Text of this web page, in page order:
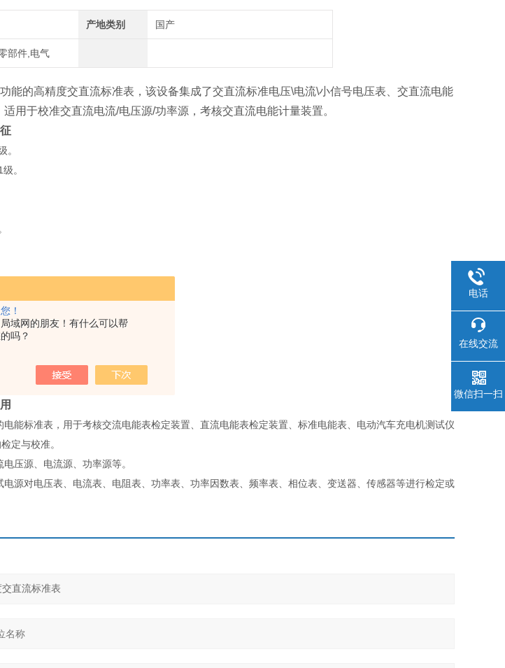
！
域网的朋友！有什么可以帮
吗？
产地类别 国产
部件,电气
能的高精度交直流标准表，该设备集成了交直流标准电压\电流\小信号电压表、交直流电能
用于校准交直流电流/电压源/功率源，考核交直流电能计量装置。
。
。
能标准表，用于考核交流电能表检定装置、直流电能表检定装置、标准电能表、电动汽车充电机测试仪等设备，
定与校准。
压源、电流源、功率源等。
源对电压表、电流表、电阻表、功率表、功率因数表、频率表、相位表、变送器、传感器等进行检定或校准。
电话
在线交流
微信扫一扫